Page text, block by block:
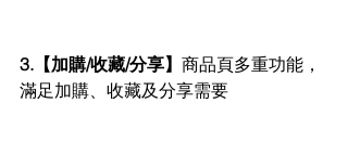
3.【加購/收藏/分享】 商品頁多重功能，
滿足加購、收藏及分享需要